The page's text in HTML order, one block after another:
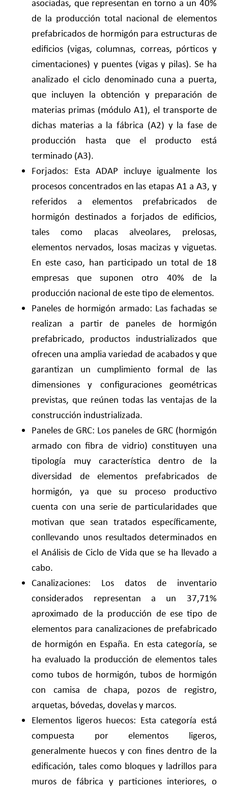
asociadas, que representan en torno a un 40%
de la producción total nacional de elementos
prefabricados de hormigón para estructuras de
edificios (vigas, columnas, correas, pórticos y
cimentaciones) y puentes (vigas y pilas). Se ha
analizado el ciclo denominado cuna a puerta,
que incluyen la obtención y preparación de
materias primas (módulo A1), el transporte de
dichas materias a la fábrica (A2) y la fase de
producción hasta que el producto está
terminado (A3).
Forjados: Esta ADAP incluye igualmente los
procesos concentrados en las etapas A1 a A3, y
referidos a elementos prefabricados de
hormigón destinados a forjados de edificios,
tales como placas alveolares, prelosas,
elementos nervados, losas macizas y viguetas.
En este caso, han participado un total de 18
empresas que suponen otro 40% de la
producción nacional de este tipo de elementos.
Paneles de hormigón armado: Las fachadas se
realizan a partir de paneles de hormigón
prefabricado, productos industrializados que
ofrecen una amplia variedad de acabados y que
garantizan un cumplimiento formal de las
dimensiones y configuraciones geométricas
previstas, que reúnen todas las ventajas de la
construcción industrializada.
Paneles de GRC: Los paneles de GRC (hormigón
armado con fibra de vidrio) constituyen una
tipología muy característica dentro de la
diversidad de elementos prefabricados de
hormigón, ya que su proceso productivo
cuenta con una serie de particularidades que
motivan que sean tratados específicamente,
conllevando unos resultados determinados en
el Análisis de Ciclo de Vida que se ha llevado a
cabo.
Canalizaciones: Los datos de inventario
considerados representan a un 37,71%
aproximado de la producción de ese tipo de
elementos para canalizaciones de prefabricado
de hormigón en España. En esta categoría, se
ha evaluado la producción de elementos tales
como tubos de hormigón, tubos de hormigón
con camisa de chapa, pozos de registro,
arquetas, bóvedas, dovelas y marcos.
Elementos ligeros huecos: Esta categoría está
compuesta por elementos ligeros,
generalmente huecos y con fines dentro de la
edificación, tales como bloques y ladrillos para
muros de fábrica y particiones interiores, o